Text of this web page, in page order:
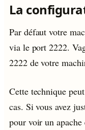
La
Par défaut votre
via le port 2222.
2222 de votre
Cette technique
cas. Si vous avez
pour voir un